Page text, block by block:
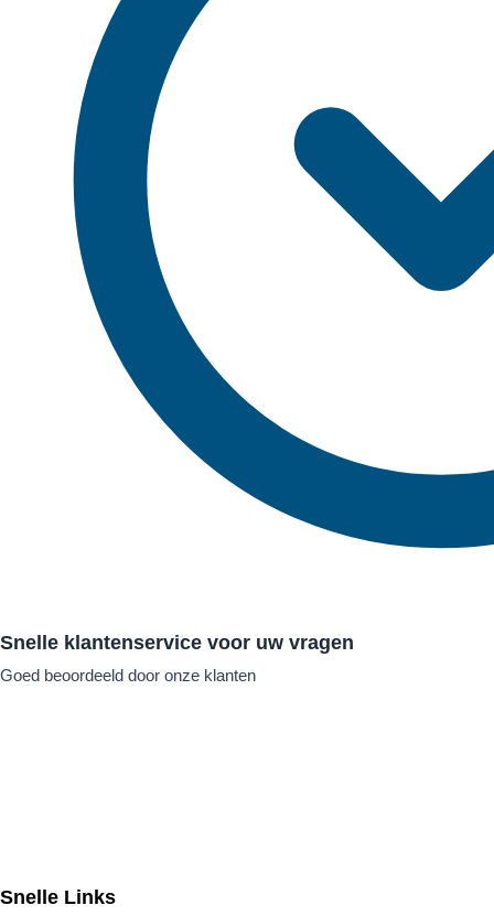
Snelle klantenservice voor uw vragen
Goed beoordeeld door onze klanten
Snelle Links